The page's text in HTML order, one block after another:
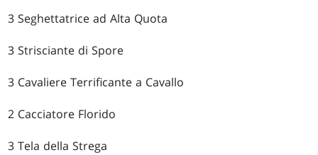
3 Seghettatrice ad Alta Quota
3 Strisciante di Spore
3 Cavaliere Terrificante a Cavallo
2 Cacciatore Florido
3 Tela della Strega